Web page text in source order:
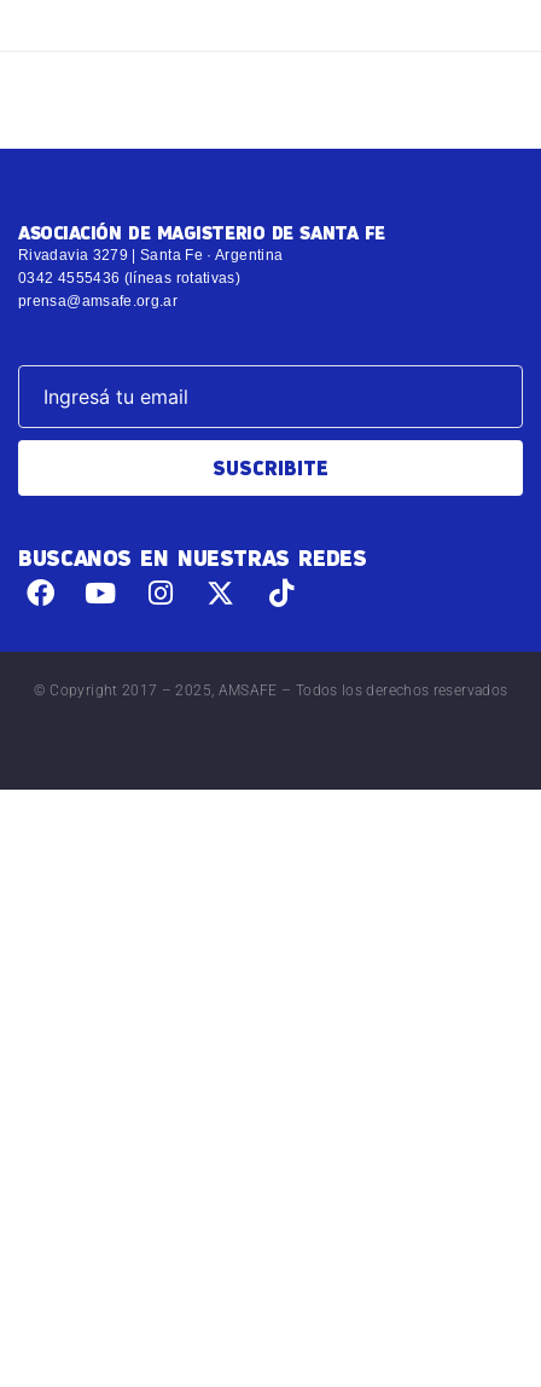
ASOCIACIÓN DE MAGISTERIO DE SANTA FE
Rivadavia 3279 | Santa Fe · Argentina
0342 4555436 (líneas rotativas)
prensa@amsafe.org.ar
SUSCRIBITE
BUSCANOS EN NUESTRAS REDES
© Copyright 2017 – 2025, AMSAFE – Todos los derechos reservados